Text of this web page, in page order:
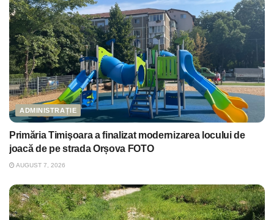
ADMINISTRAȚIE
Primăria Timişoara a finalizat modernizarea locului de
joacă de pe strada Orșova FOTO
AUGUST 7, 2026